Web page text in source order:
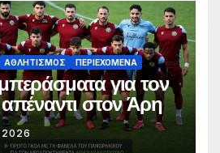
ΑΘΛΗΤΙΣΜΌΣ ΠΕΡΙΕΧΌΜΕΝΑ
για τον
στον Άρη